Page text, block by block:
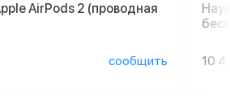
AirPods 2 (проводная
сообщить 10